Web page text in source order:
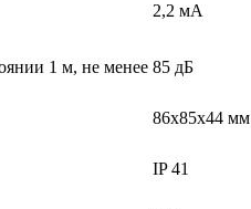
2,2 мА
1 м, не менее 85 дБ
86х85х44 мм
IP 41